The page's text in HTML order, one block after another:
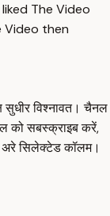
liked The Video
Video then
विश्नावत। चैनल
को सबस्क्राइब करें,
अरे सिलेक्टेड कॉलम।